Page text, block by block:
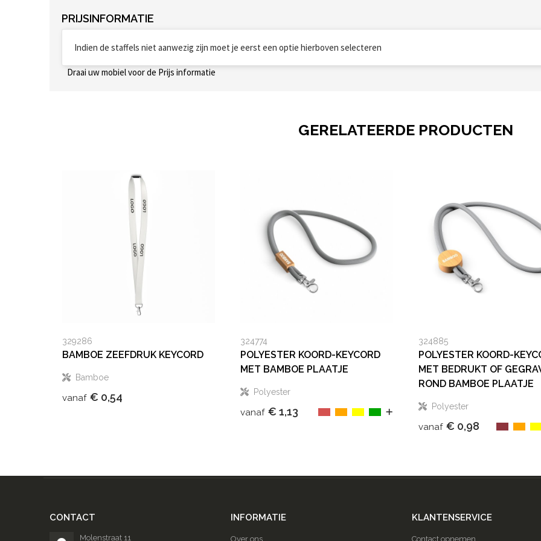
PRIJSINFORMATIE
Indien de staffels niet aanwezig zijn moet je eerst een optie hierboven selecteren
Draai uw mobiel voor de Prijs informatie
GERELATEERDE PRODUCTEN
329286
BAMBOE ZEEFDRUK KEYCORD
Bamboe
vanaf € 0,54
324774
POLYESTER KOORD-KEYCORD
MET BAMBOE PLAATJE
Polyester
vanaf € 1,13
324885
POLYESTER KOORD-
MET BEDRUKT OF
ROND BAMBOE PLAATJE
Polyester
vanaf € 0,98
CONTACT
Molenstraat 11
INFORMATIE
Over ons
KLANTENSERVICE
Contact opnemen